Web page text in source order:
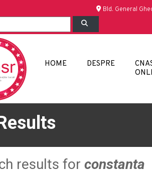
Bld. General
HOME DESPRE
results for constanta